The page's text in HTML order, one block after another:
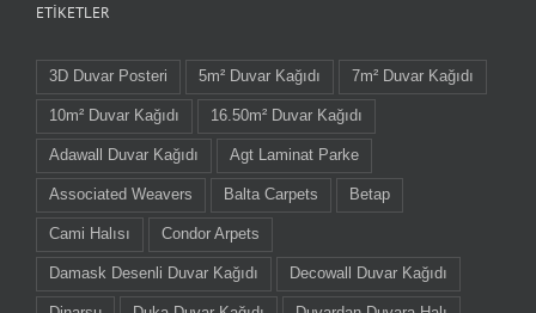
ETIKETLER
3D Duvar Posteri 5m² Duvar Kağıdı 7m² Duvar Kağıdı
10m² Duvar Kağıdı 16.50m² Duvar Kağıdı
Adawall Duvar Kağıdı Agt Laminat Parke
Associated Weavers Balta Carpets Betap
Cami Halısı Condor Arpets
Damask Desenli Duvar Kağıdı Decowall Duvar Kağıdı